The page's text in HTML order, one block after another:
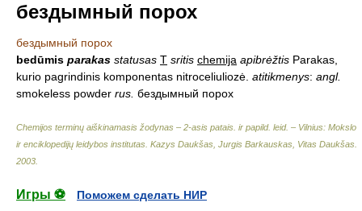
бездымный порох
бездымный порох
bedūmis parakas statusas T sritis chemija apibrėžtis Parakas,
kurio pagrindinis komponentas nitroceliuliozė. atitikmenys: angl.
smokeless powder rus. бездымный порох
Chemijos terminų aiškinamasis žodynas – 2-asis patais. ir papild. leid. – Vilnius: Mokslo
ir enciklopedijų leidybos institutas Kazys Daukšas, Jurgis Barkauskas, Vitas Daukšas
2003
Игры ⚽
Поможем сделать НИР